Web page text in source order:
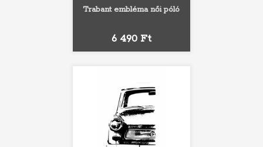
Trabant embléma női póló
Ár
6 490 Ft